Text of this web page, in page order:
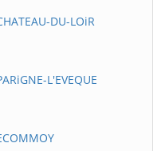
DU-LOiR
L'EVEQUE